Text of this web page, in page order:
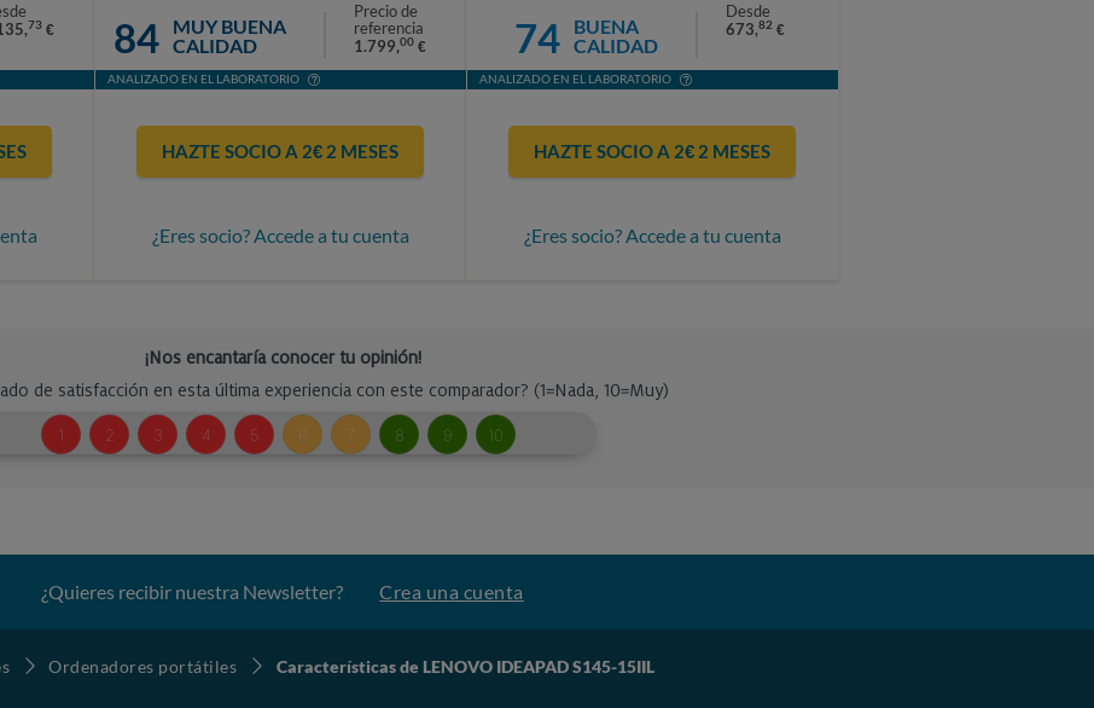
73 € 84
MUY BUENA
CALIDAD
Precio de
referencia
1.799,00 €
ANALIZADO EN EL LABORATORIO
HAZTE SOCIO A 2€ 2 MESES
¿Eres socio? Accede a tu cuenta
74
BUENA
CALIDAD
Desde
673,82 €
ANALIZADO EN EL LABORATORIO
HAZTE SOCIO A 2€ 2 MESES
¿Eres socio? Accede a tu cuenta
¿Quieres recibir nuestra Newsletter? Crea una cuenta
Ordenadores portátiles Características de LENOVO IDEAPAD S145-15IIL